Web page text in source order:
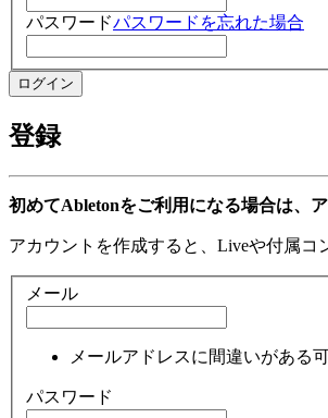
パスワードパスワードを忘れた場合
登録
初めてAbletonをご利用になる場合は、
アカウントを作成すると、Liveや付属コ
メール
メールアドレスに間違いがある
パスワード